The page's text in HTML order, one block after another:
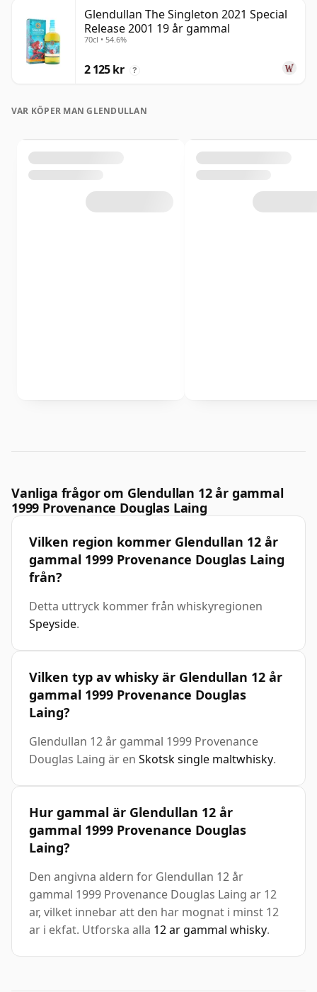
Glendullan The Singleton 2021 Special
Release 2001 19 år gammal
70cl • 54.6%
2 125 kr ?
VAR KÖPER MAN GLENDULLAN
Vanliga frågor om Glendullan 12 år gammal
1999 Provenance Douglas Laing
Vilken region kommer Glendullan 12 år
gammal 1999 Provenance Douglas Laing
från?
Detta uttryck kommer från whiskyregionen
Speyside.
Vilken typ av whisky är Glendullan 12 år
gammal 1999 Provenance Douglas
Laing?
Glendullan 12 år gammal 1999 Provenance
Douglas Laing är en Skotsk single maltwhisky.
Hur gammal är Glendullan 12 år
gammal 1999 Provenance Douglas
Laing?
Den angivna aldern for Glendullan 12 år
gammal 1999 Provenance Douglas Laing ar 12
ar, vilket innebar att den har mognat i minst 12
ar i ekfat. Utforska alla 12 ar gammal whisky.